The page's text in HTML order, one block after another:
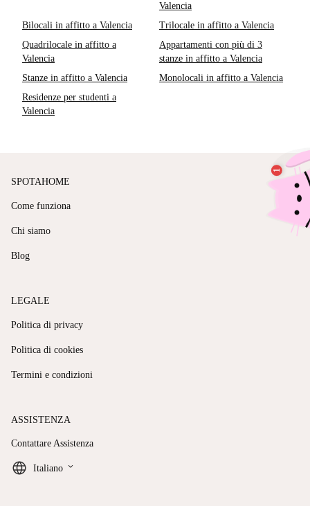
Valencia
Bilocali in affitto a Valencia
Trilocale in affitto a Valencia
Quadrilocale in affitto a
Valencia
Appartamenti con più di 3
stanze in affitto a Valencia
Stanze in affitto a Valencia
Monolocali in affitto a Valencia
Residenze per studenti a
Valencia
SPOTAHOME
Come funziona
Chi siamo
Blog
LEGALE
Politica di privacy
Politica di cookies
Termini e condizioni
ASSISTENZA
Contattare Assistenza
Italiano keyboard_arrow_down